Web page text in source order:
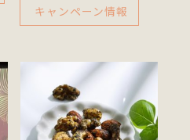
キャンペーン情報